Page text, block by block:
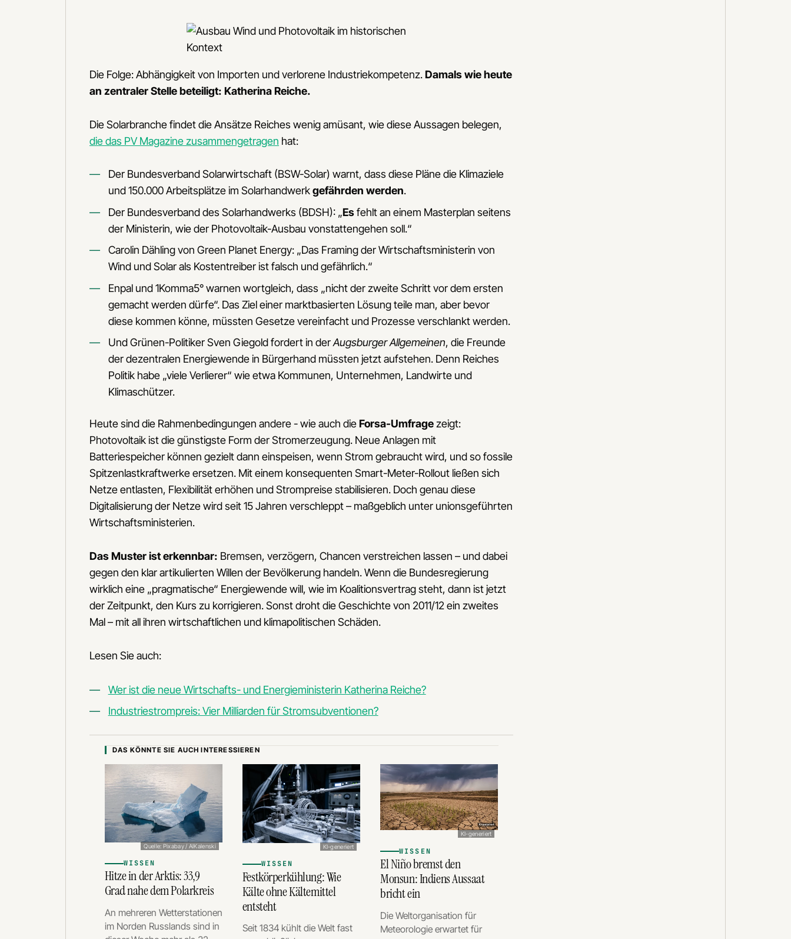
Die Folge: Abhängigkeit von Importen und verlorene Industriekompetenz.Damals wie heute
an zentraler Stelle beteiligt: Katherina Reiche.
Die Solarbranche findet die Ansätze Reiches wenig amüsant, wie diese Aussagen belegen,
die das PV Magazine zusammengetragen hat:
Der Bundesverband Solarwirtschaft (BSW-Solar) warnt, dass diese Pläne die Klimaziele
und 150.000 Arbeitsplätze im Solarhandwerkgefährden werden.
Der Bundesverband des Solarhandwerks (BDSH): „Esfehlt an einem Masterplan seitens
der Ministerin, wie der Photovoltaik-Ausbau vonstattengehen soll.“
Carolin Dähling von Green Planet Energy: „Das Framing der Wirtschaftsministerin von
Wind und Solar als Kostentreiber ist falsch und gefährlich.“
Enpal und 1Komma5° warnen wortgleich, dass „nicht der zweite Schritt vor dem ersten
gemacht werden dürfe“. Das Ziel einer marktbasierten Lösung teile man, aber bevor
diese kommen könne, müssten Gesetze vereinfacht und Prozesse verschlankt werden.
Und Grünen-Politiker Sven Giegold fordert in derAugsburger Allgemeinen, die Freunde
der dezentralen Energiewende in Bürgerhand müssten jetzt aufstehen. Denn Reiches
Politik habe „viele Verlierer“ wie etwa Kommunen, Unternehmen, Landwirte und
Klimaschützer.
Heute sind die Rahmenbedingungen andere - wie auch dieForsa-Umfragezeigt:
Photovoltaik ist die günstigste Form der Stromerzeugung. Neue Anlagen mit
Batteriespeicher können gezielt dann einspeisen, wenn Strom gebraucht wird, und so fossile
Spitzenlastkraftwerke ersetzen. Mit einem konsequenten Smart-Meter-Rollout ließen sich
Netze entlasten, Flexibilität erhöhen und Strompreise stabilisieren. Doch genau diese
Digitalisierung der Netze wird seit 15 Jahren verschleppt – maßgeblich unter unionsgeführten
Wirtschaftsministerien.
Das Muster ist erkennbar: Bremsen, verzögern, Chancen verstreichen lassen – und dabei
gegen den klar artikulierten Willen der Bevölkerung handeln. Wenn die Bundesregierung
wirklich eine „pragmatische“ Energiewende will, wie im Koalitionsvertrag steht, dann ist jetzt
der Zeitpunkt, den Kurs zu korrigieren. Sonst droht die Geschichte von 2011/12 ein zweites
Mal – mit all ihren wirtschaftlichen und klimapolitischen Schäden.
Lesen Sie auch:
Wer ist die neue Wirtschafts- und Energieministerin Katherina Reiche?
Industriestrompreis: Vier Milliarden für Stromsubventionen?
DAS KÖNNTE SIE AUCH INTERESSIEREN
Quelle: Pixabay / AlKalenski
WISSEN
Hitze in der Arktis: 33,9
Grad nahe dem Polarkreis
An mehreren Wetterstationen
im Norden Russlands sind in
KI-generiert
WISSEN
Festkörperkühlung: Wie
Kälte ohne Kältemittel
entsteht
Seit 1834 kühlt die Welt fast
KI-generiert
WISSEN
El Niño bremst den
Monsun: Indiens Aussaat
bricht ein
Die Weltorganisation für
Meteorologie erwartet für